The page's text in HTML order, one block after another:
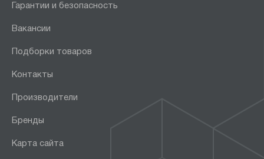
Гарантии и безопасность
Вакансии
Подборки товаров
Контакты
Производители
Бренды
Карта сайта